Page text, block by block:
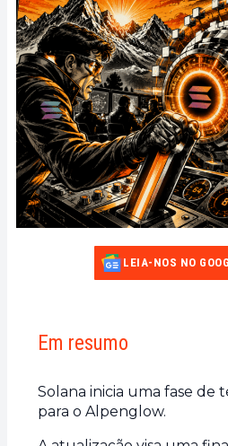
LEIA-NOS NO
Em resumo
Solana inicia uma fase de
para o Alpenglow.